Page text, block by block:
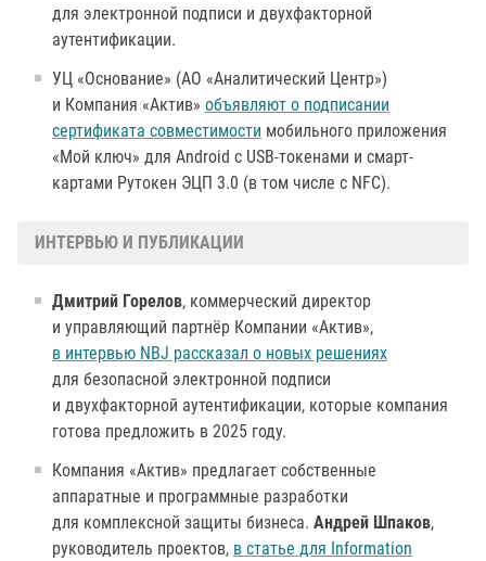
для электронной подписи и двухфакторной
аутентификации.
УЦ «Основание» (АО «Аналитический Центр»)
и Компания «Актив» объявляют о подписании
сертификата совместимости мобильного приложения
«Мой ключ» для Android с USB-токенами и смарт-
картами Рутокен ЭЦП 3.0 (в том числе c NFC).
ИНТЕРВЬЮ И ПУБЛИКАЦИИ
Дмитрий Горелов, коммерческий директор
и управляющий партнёр Компании «Актив»,
в интервью NBJ рассказал о новых решениях
для безопасной электронной подписи
и двухфакторной аутентификации, которые компания
готова предложить в 2025 году.
Компания «Актив» предлагает собственные
аппаратные и программные разработки
для комплексной защиты бизнеса. Андрей Шпаков,
руководитель проектов, в статье для Information